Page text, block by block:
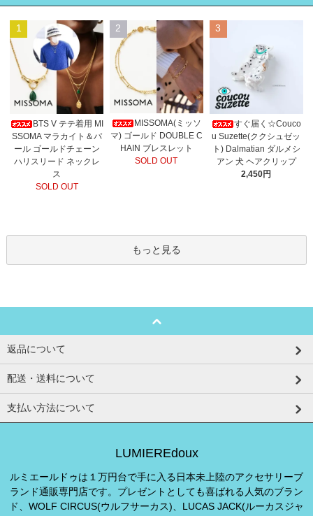
1
BTS V テテ着用 MI
SSOMA マラカイト＆パ
ール ゴールドチェーン
ハリスリード ネックレ
ス
SOLD OUT
2
MISSOMA(ミッソ
マ) ゴールド DOUBLE C
HAIN ブレスレット
SOLD OUT
3
すぐ届く☆Couco
u Suzette(ククシュゼッ
ト) Dalmatian ダルメシ
アン 犬 ヘアクリップ
2,450円
もっと見る
返品について
配送・送料について
支払い方法について
LUMIEREdoux
ルミエールドゥは１万円台で手に入る日本未上陸のアクセサリーブ
ランド通販専門店です。プレゼントとしても喜ばれる人気のブラン
ド、WOLF CIRCUS(ウルフサーカス)、LUCAS JACK(ルーカスジャ